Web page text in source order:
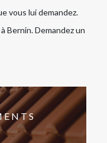
vous lui demandez.
Bernin. Demandez un